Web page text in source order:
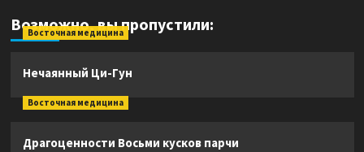
Возможно, вы пропустили:
Восточная медицина
Нечаянный Ци-Гун
Восточная медицина
Драгоценности Восьми кусков парчи